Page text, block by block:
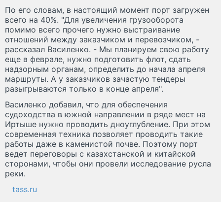
По его словам, в настоящий момент порт загружен
всего на 40%. "Для увеличения грузооборота
помимо всего прочего нужно выстраивание
отношений между заказчиком и перевозчиком, -
рассказал Василенко. - Мы планируем свою работу
еще в феврале, нужно подготовить флот, сдать
надзорным органам, определить до начала апреля
маршруты. А у заказчиков зачастую тендеры
разыгрываются только в конце апреля".
Василенко добавил, что для обеспечения
судоходства в южной направлении в ряде мест на
Иртыше нужно проводить дноуглубление. При этом
современная техника позволяет проводить такие
работы даже в каменистой почве. Поэтому порт
ведет переговоры с казахстанской и китайской
сторонами, чтобы они провели исследование русла
реки.
tass.ru